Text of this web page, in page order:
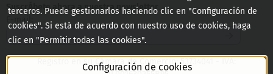
SuscrÁ­bete ahora a nuestra newsletter
E-mail:
Introduzca su dirección de correo electrónico para el boletín
Registro en su Cámara de Comercio: 53734041 - IVA:
terceros. Puede gestionarlos haciendo clic en "Configuración de
cookies". Si está de acuerdo con nuestro uso de cookies, haga
clic en "Permitir todas las cookies".
Configuración de cookies